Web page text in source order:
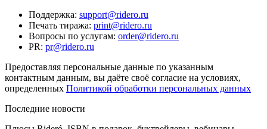
Поддержка: support@ridero.ru
Печать тиража: print@ridero.ru
Вопросы по услугам: order@ridero.ru
PR: pr@ridero.ru
Предоставляя персональные данные по указанным
контактным данным, вы даёте своё согласие на условиях,
определенных Политикой обработки персональных данных
Последние новости